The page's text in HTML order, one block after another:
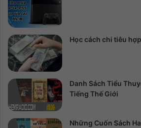
Học cách chi tiêu
Danh Sách Tiểu
Tiếng Thế Giới
Những Cuốn Sách